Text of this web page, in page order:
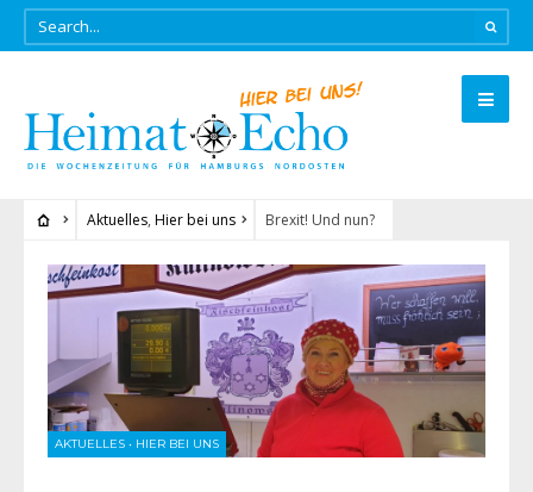
Aktuelles, Hier bei uns Brexit! Und nun?
AKTUELLES • HIER BEI UNS